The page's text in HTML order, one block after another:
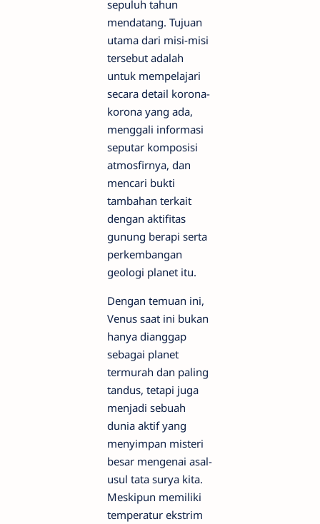
sepuluh tahun
mendatang. Tujuan
utama dari misi-misi
tersebut adalah
untuk mempelajari
secara detail korona-
korona yang ada,
menggali informasi
seputar komposisi
atmosfirnya, dan
mencari bukti
tambahan terkait
dengan aktifitas
gunung berapi serta
perkembangan
geologi planet itu.
Dengan temuan ini,
Venus saat ini bukan
hanya dianggap
sebagai planet
termurah dan paling
tandus, tetapi juga
menjadi sebuah
dunia aktif yang
menyimpan misteri
besar mengenai asal-
usul tata surya kita.
Meskipun memiliki
temperatur ekstrim